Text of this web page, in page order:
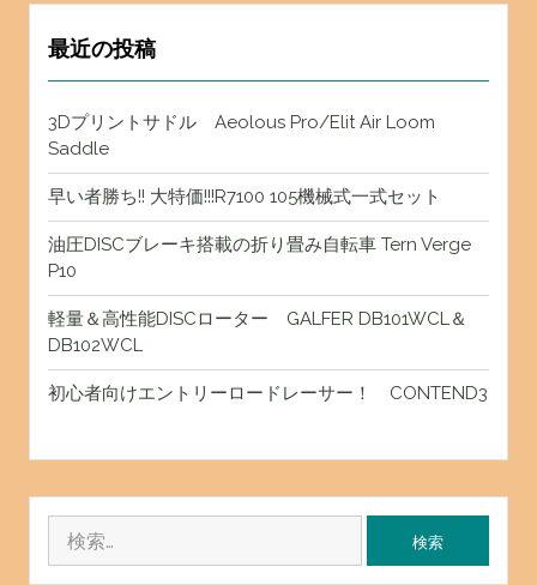
最近の投稿
3Dプリントサドル Aeolous Pro/Elit Air Loom
Saddle
早い者勝ち!! 大特価!!!R7100 105機械式一式セット
油圧DISCブレーキ搭載の折り畳み自転車 Tern Verge
P10
軽量＆高性能DISCローター GALFER DB101WCL＆
DB102WCL
初心者向けエントリーロードレーサー！ CONTEND3